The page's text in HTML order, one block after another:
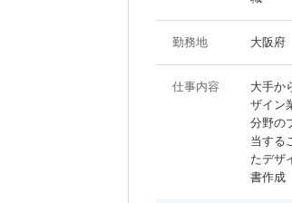
勤務地 大阪府
仕事内容
大手か
ザイン
分野の
当する
たデザ
書作成